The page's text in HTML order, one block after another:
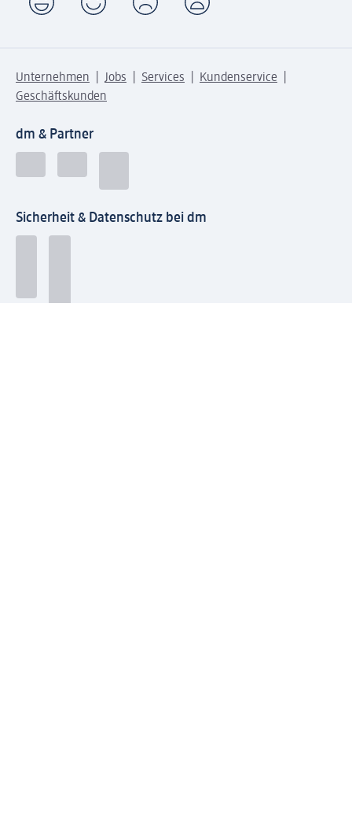
Unternehmen Jobs Services
Kundenservice
Geschäftskunden
dm & Partner
Sicherheit & Datenschutz bei dm